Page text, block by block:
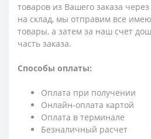
товаров из Вашего заказа
на склад, мы отправим все
товары, а затем за наш счет
часть заказа.
Способы оплаты:
Оплата при получении
Онлайн-оплата картой
Оплата в терминале
Безналичный расчет